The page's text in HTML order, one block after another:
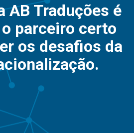
AB Traduções é
parceiro certo
os desafios da